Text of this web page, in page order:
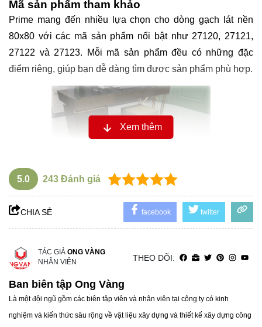
Mã sản phẩm tham khảo
Prime mang đến nhiều lựa chọn cho dòng gạch lát nền
80x80 với các mã sản phẩm nổi bật như 27120, 27121,
27122 và 27123. Mỗi mã sản phẩm đều có những đặc
điểm riêng, giúp bạn dễ dàng tìm được sản phẩm phù hợp.
Gạch lát nền Prime 80x80 - 27120
Xem thêm
5.0 243 Đánh giá
CHIA SẺ facebook twitter
TÁC GIẢ ONG VÀNG
NHÂN VIÊN
THEO DÕI:
Ban biên tập Ong Vàng
Là một đội ngũ gồm các biên tập viên và nhân viên tại công ty có kinh
nghiệm và kiến thức sâu rộng về vật liệu xây dựng và thiết kế xây dựng công